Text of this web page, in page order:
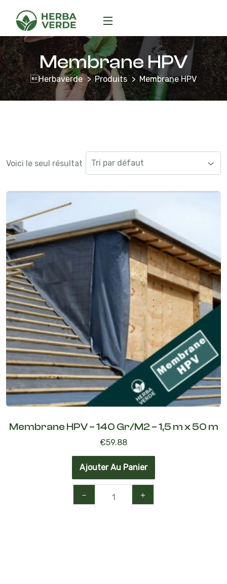
Membrane HPV
Herbaverde Produits Membrane HPV
Voici le seul résultat
Membrane HPV – 140 Gr/M2 – 1,5 m x 50 m
€59.88
Ajouter Au Panier
－ ＋